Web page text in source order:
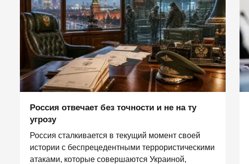
Россия отвечает без точности и не на ту
угрозу
Россия сталкивается в текущий момент своей
истории с беспрецедентными террористическими
атаками, которые совершаются Украиной,